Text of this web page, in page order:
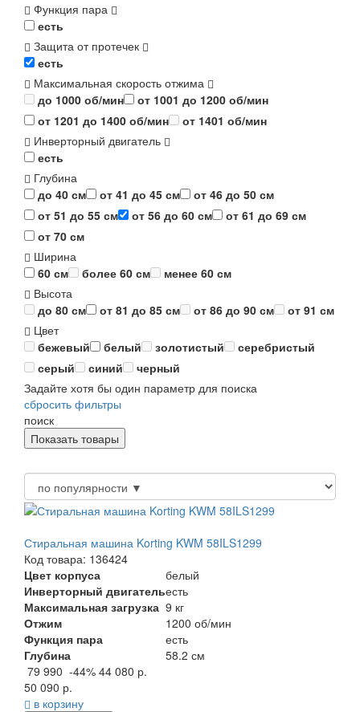
Функция пара
есть
Защита от протечек
есть
Максимальная скорость отжима
до 1000 об/мин
от 1001 до 1200 об/мин
от 1201 до 1400 об/мин
от 1401 об/мин
Инверторный двигатель
есть
Глубина
до 40 см
от 41 до 45 см
от 46 до 50 см
от 51 до 55 см
от 56 до 60 см
от 61 до 69 см
от 70 см
Ширина
60 см
более 60 см
менее 60 см
Высота
до 80 см
от 81 до 85 см от 86 до 90 см
от 91 см
Цвет
бежевый
белый золотистый
серебристый
серый
синий
черный
Задайте хотя бы один параметр для поиска
сбросить фильтры
поиск
Стиральная машина Korting KWM 58ILS1299
Код товара: 136424
Цвет корпуса
белый
Инверторный двигательесть
Максимальная загрузка 9 кг
Отжим
1200 об/мин
Функция пара
есть
Глубина
58.2 см
79 990 -44% 44 080 р.
50 090 р.
в корзину